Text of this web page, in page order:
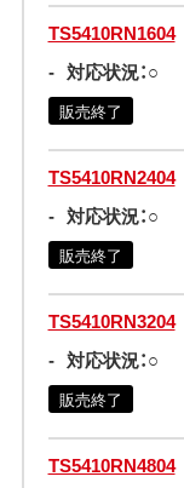
TS5410RN1604
- 対応状況：○
販売終了
TS5410RN2404
- 対応状況：○
販売終了
TS5410RN3204
- 対応状況：○
販売終了
TS5410RN4804